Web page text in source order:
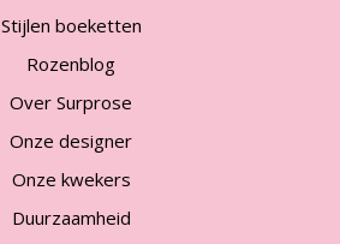
Stijlen boeketten
Rozenblog
Over Surprose
Onze designer
Onze kwekers
Duurzaamheid